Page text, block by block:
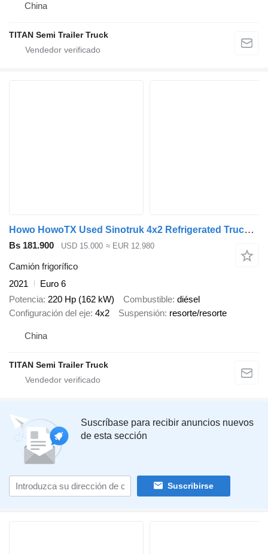
China
TITAN Semi Trailer Truck
Howo HowoTX Used Sinotruk 4x2 Refrigerated Truck for Sale
Bs 181.900 USD 15.000 ≈ EUR 12.980
Camión frigorífico
2021
Euro 6
Potencia 220 Hp (162 kW) Combustible diésel
Configuración del eje 4x2 Suspensión resorte/resorte
China
TITAN Semi Trailer Truck
Suscríbase para recibir anuncios nuevos
de esta sección
Suscribirse